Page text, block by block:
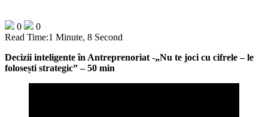
0
0
Read Time:1 Minute, 8 Second
Decizii inteligente în Antreprenoriat -„Nu te joci cu cifrele – le
folosești strategic” – 50 min